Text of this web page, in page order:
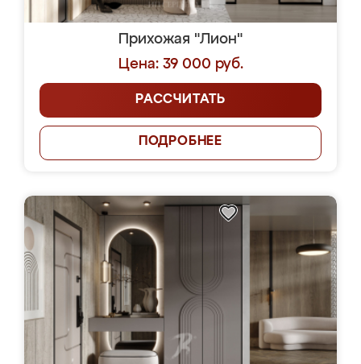
Прихожая "Лион"
Цена: 39 000 руб.
РАССЧИТАТЬ
ПОДРОБНЕЕ